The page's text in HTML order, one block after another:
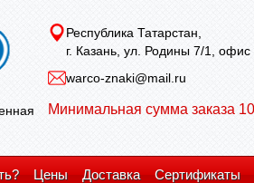
Республика Татарстан,
г. Казань, ул. Родины 7/1, офис
warco-znaki@mail.ru
Минимальная сумма заказа
Цены Доставка Сертификаты